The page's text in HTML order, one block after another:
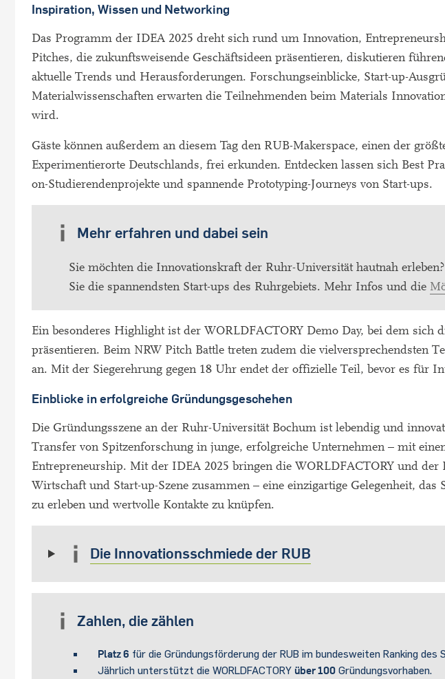
Inspiration, Wissen und Networking
Das Programm der IDEA 2025 dreht sich rund um Innovation,
Pitches, die zukunftsweisende Geschäftsideen präsentieren, diskutieren
aktuelle Trends und Herausforderungen. Forschungseinblicke, Start-up-
Materialwissenschaften erwarten die Teilnehmenden beim Materials
wird.
Gäste können außerdem an diesem Tag den RUB-Makerspace, einen der
Experimentierorte Deutschlands, frei erkunden. Entdecken lassen sich Best
on-Studierendenprojekte und spannende Prototyping-Journeys von Start-ups.
Mehr erfahren und dabei sein
Sie möchten die Innovationskraft der Ruhr-Universität hautnah
Sie die spannendsten Start-ups des Ruhrgebiets. Mehr Infos und die
Ein besonderes Highlight ist der WORLDFACTORY Demo Day, bei dem sich
präsentieren. Beim NRW Pitch Battle treten zudem die vielversprechendsten
an. Mit der Siegerehrung gegen 18 Uhr endet der offizielle Teil, bevor es für
Einblicke in erfolgreiche Gründungsgeschehen
Die Gründungsszene an der Ruhr-Universität Bochum ist lebendig und
Transfer von Spitzenforschung in junge, erfolgreiche Unternehmen – mit
Entrepreneurship. Mit der IDEA 2025 bringen die WORLDFACTORY und der
Wirtschaft und Start-up-Szene zusammen – eine einzigartige Gelegenheit,
zu erleben und wertvolle Kontakte zu knüpfen.
Die Innovationsschmiede der RUB
Zahlen, die zählen
Platz 6 für die Gründungsförderung der RUB im bundesweiten Ranking des
Jährlich unterstützt die WORLDFACTORY über 100 Gründungsvorhaben.